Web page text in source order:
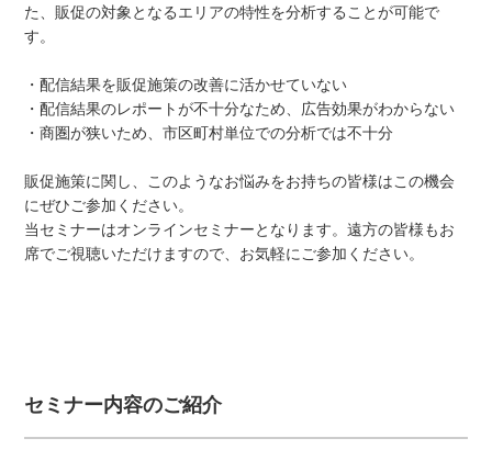
た、販促の対象となるエリアの特性を分析することが可能で
す。
・配信結果を販促施策の改善に活かせていない
・配信結果のレポートが不十分なため、広告効果がわからない
・商圏が狭いため、市区町村単位での分析では不十分
販促施策に関し、このようなお悩みをお持ちの皆様はこの機会
にぜひご参加ください。
当セミナーはオンラインセミナーとなります。遠方の皆様もお
席でご視聴いただけますので、お気軽にご参加ください。
セミナー内容のご紹介